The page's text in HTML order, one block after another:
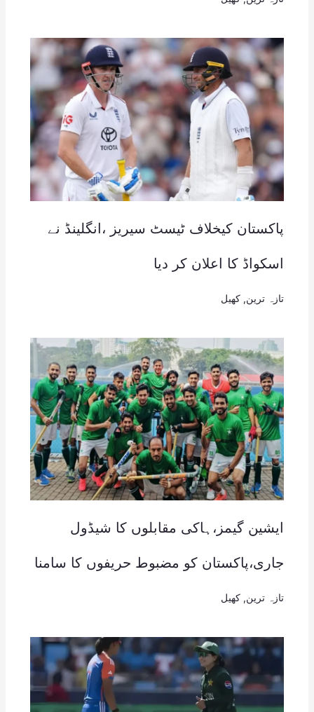
پاکستان کیخلاف ٹیسٹ سیریز ،انگلینڈ نے
اسکواڈ کا اعلان کر دیا
تازہ ترین کھیل
ایشین گیمز،ہاکی مقابلوں کا شیڈول
جاری،پاکستان کو مضبوط حریفوں کا سامنا
تازہ ترین کھیل